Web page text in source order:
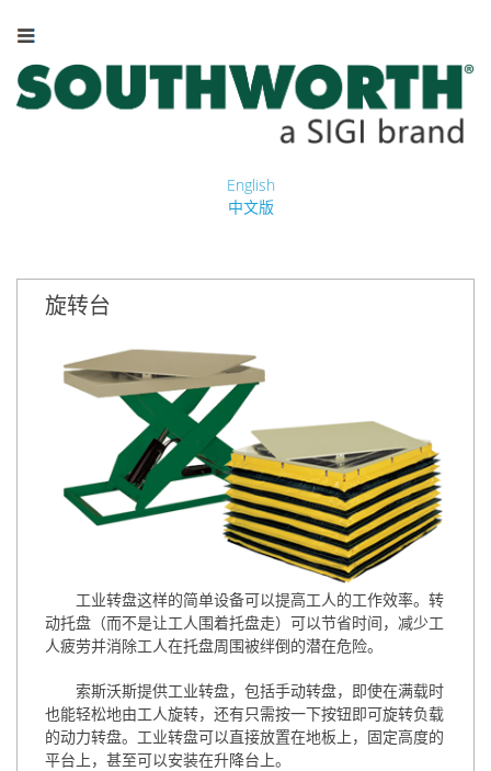
English
中文版
旋转台
工业转盘这样的简单设备可以提高工人的工作效率。转
动托盘（而不是让工人围着托盘走）可以节省时间，减少工
人疲劳并消除工人在托盘周围被绊倒的潜在危险。
索斯沃斯提供工业转盘，包括手动转盘，即使在满载时
也能轻松地由工人旋转，还有只需按一下按钮即可旋转负载
的动力转盘。工业转盘可以直接放置在地板上，固定高度的
平台上，甚至可以安装在升降台上。